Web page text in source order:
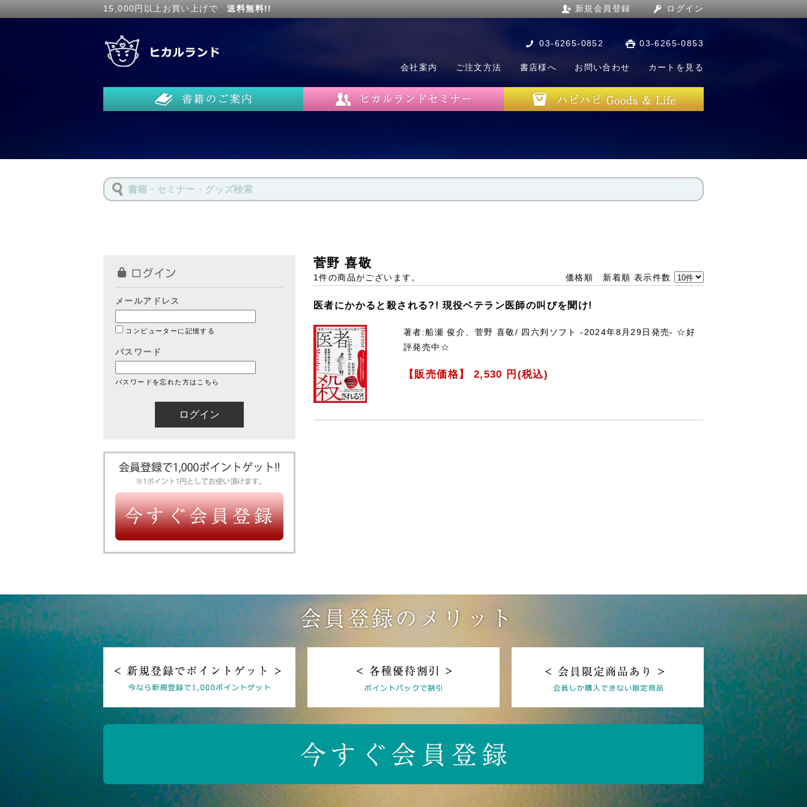
新規会員登録 ログイン
15,000円以上お買い上げで送料無料!!
03-6265-0852 03-6265-0853
会社案内 ご注文方法 書店様へ お問い合わせ カートを見る
メールアドレス
コンピューターに記憶する
パスワード
パスワードを忘れた方はこちら
菅野 喜敬
価格順 新着順 表示件数
1件の商品がございます。
医者にかかると殺される?! 現役ベテラン医師の叫びを聞け!
著者:船瀬 俊介、菅野 喜敬/ 四六判ソフト -2024年8月29日発売- ☆好
評発売中☆
【販売価格】 2,530 円(税込)